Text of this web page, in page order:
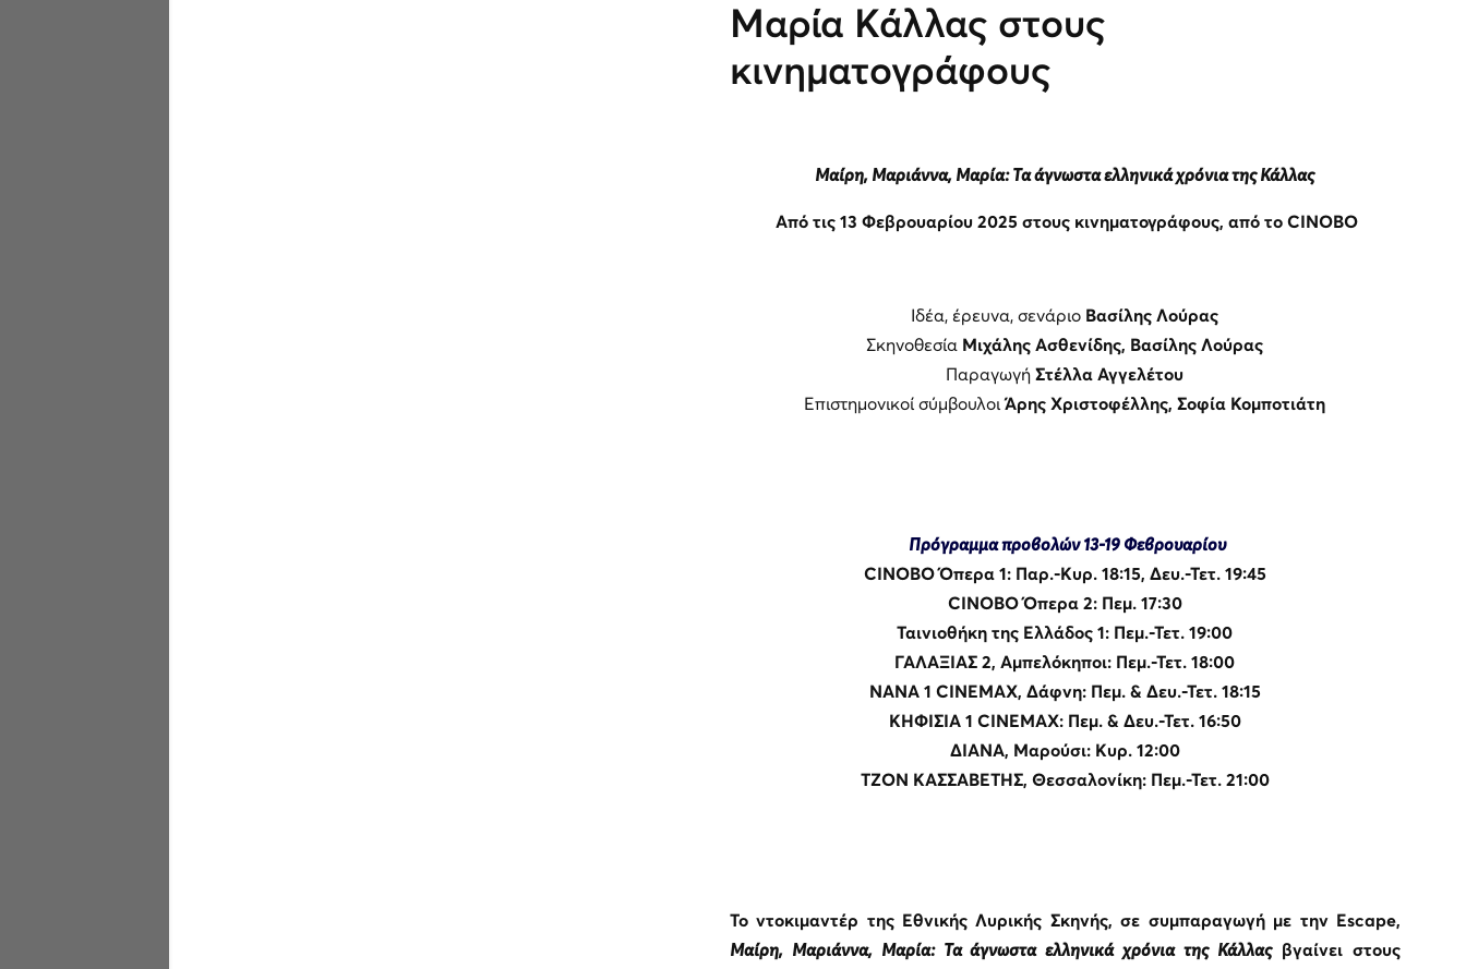
Μαρία Κάλλας στους
κινηματογράφους
Μαίρη, Μαριάννα, Μαρία: Τα άγνωστα ελληνικά χρόνια της Κάλλας
Από τις 13 Φεβρουαρίου 2025 στους κινηματογράφους, από το CINOBO
Ιδέα, έρευνα, σενάριο Βασίλης Λούρας
Σκηνοθεσία Μιχάλης Ασθενίδης, Βασίλης Λούρας
Παραγωγή Στέλλα Αγγελέτου
Επιστημονικοί σύμβουλοιΆρης Χριστοφέλλης, Σοφία Κομποτιάτη
Πρόγραμμα προβολών 13-19 Φεβρουαρίου
CINOBO Όπερα 1: Παρ.-Κυρ. 18:15, Δευ.-Τετ. 19:45
CINOBO Όπερα 2: Πεμ. 17:30
Ταινιοθήκη της Ελλάδος 1: Πεμ.-Τετ. 19:00
ΓΑΛΑΞΙΑΣ 2, Αμπελόκηποι: Πεμ.-Τετ. 18:00
ΝΑΝΑ 1 CINEMAX, Δάφνη: Πεμ. & Δευ.-Τετ. 18:15
ΚΗΦΙΣΙΑ 1 CINEMAX: Πεμ. & Δευ.-Τετ. 16:50
ΔΙΑΝΑ, Μαρούσι: Κυρ. 12:00
ΤΖΟΝ ΚΑΣΣΑΒΕΤΗΣ, Θεσσαλονίκη: Πεμ.-Τετ. 21:00
Το ντοκιμαντέρ της Εθνικής Λυρικής Σκηνής, σε συμπαραγωγή με την Escape,
Μαίρη, Μαριάννα, Μαρία: Τα άγνωστα ελληνικά χρόνια της Κάλλαςβγαίνει στους